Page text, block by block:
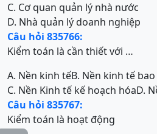
C. Cơ quan quản lý nhà nước
D. Nhà quản lý doanh nghiệp
Câu hỏi 835766:
Kiểm toán là cần thiết với …
A. Nền kinh tếB. Nền kinh tế bao
C. Nền Kinh tế kế hoạch hóaD.
Câu hỏi 835767:
Kiểm toán là hoạt động